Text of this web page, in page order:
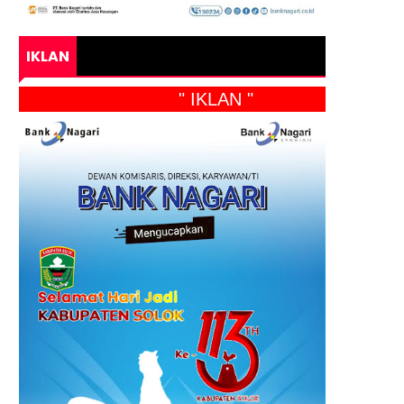
IKLAN
" IKLAN "